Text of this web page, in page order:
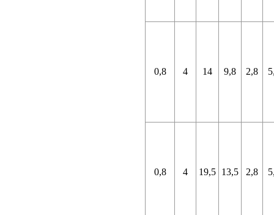
0,8 4 14 9,8 2,8
0,8 4 19,5 13,5 2,8